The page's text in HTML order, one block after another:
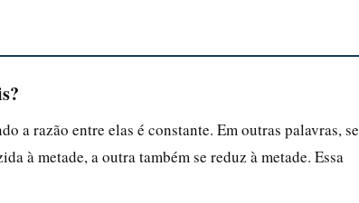
a razão entre elas é constante. Em outras palavras, se
à metade, a outra também se reduz à metade. Essa